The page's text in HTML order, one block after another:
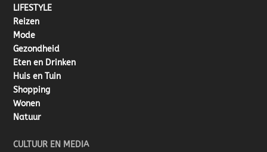
LIFESTYLE
Reizen
Mode
Gezondheid
Eten en Drinken
Huis en Tuin
Shopping
Wonen
Natuur
CULTUUR EN MEDIA